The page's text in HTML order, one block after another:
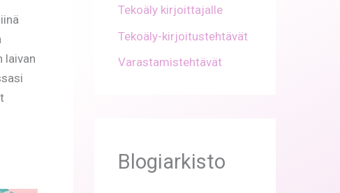
laivan
Tekoäly kirjoittajalle
Tekoäly-kirjoitustehtävät
Varastamistehtävät
Blogiarkisto